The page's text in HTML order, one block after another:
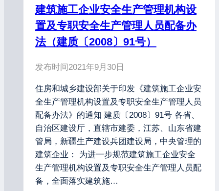
建筑施工企业安全生产管理机构设
置及专职安全生产管理人员配备办
法（建质〔2008〕91号）
发布时间2021年9月30日
住房和城乡建设部关于印发《建筑施工企业安
全生产管理机构设置及专职安全生产管理人员
配备办法》的通知 建质〔2008〕91号 各省、
自治区建设厅，直辖市建委，江苏、山东省建
管局，新疆生产建设兵团建设局，中央管理的
建筑企业： 为进一步规范建筑施工企业安全
生产管理机构设置及专职安全生产管理人员配
备，全面落实建筑施…